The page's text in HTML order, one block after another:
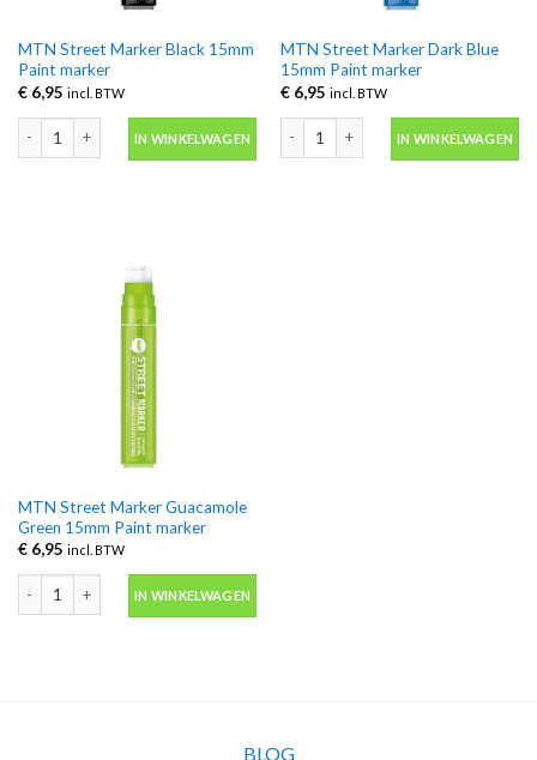
MTN Street Marker Black 15mm
Paint marker
€6,95 incl. BTW
IN WINKELWAGEN
MTN Street Marker Dark Blue
15mm Paint marker
€6,95 incl. BTW
IN WINKELWAGEN
MTN Street Marker Guacamole
Green 15mm Paint marker
€6,95 incl. BTW
MTN Street Marker Guacamole Green 15mm Paint marker aantal
IN WINKELWAGEN
BLOG